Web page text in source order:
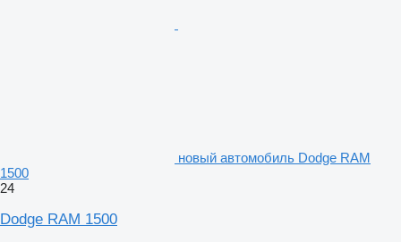
новый автомобиль Dodge RAM
1500
24
Dodge RAM 1500